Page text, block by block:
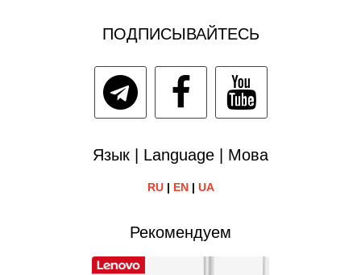
ПОДПИСЫВАЙТЕСЬ
Язык | Language | Мова
RU| EN| UA
Рекомендуем